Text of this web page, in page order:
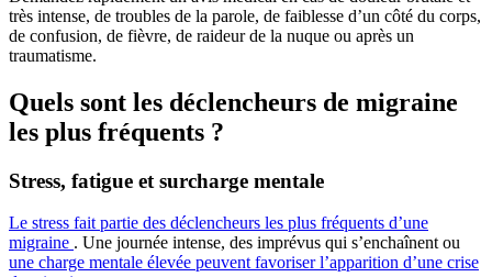
très intense, de troubles de la parole, de faiblesse d’un côté du corps,
de confusion, de fièvre, de raideur de la nuque ou après un
traumatisme.
Quels sont les déclencheurs de migraine
les plus fréquents ?
Stress, fatigue et surcharge mentale
Le stress fait partie des déclencheurs les plus fréquents d’une
migraine . Une journée intense, des imprévus qui s’enchaînent ou
une charge mentale élevée peuvent favoriser l’apparition d’une crise